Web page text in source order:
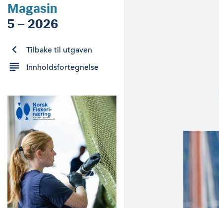
Magasin
5 – 2026
Tilbake til utgaven
Innholdsfortegnelse